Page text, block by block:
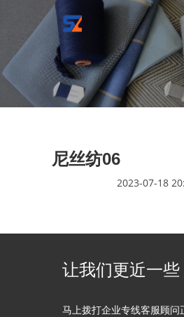
尼丝纺06
2023-07-18
让我们更近一
马上拨打企业专线客服顾问